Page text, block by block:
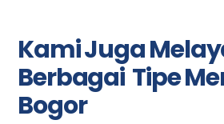
Kami Juga
Berbagai Tipe
Bogor